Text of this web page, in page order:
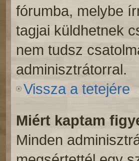
fórumba, melybe
tagjai küldhetnek
nem tudsz
adminisztrátorral.
Vissza a tetejére
Miért kaptam
Minden